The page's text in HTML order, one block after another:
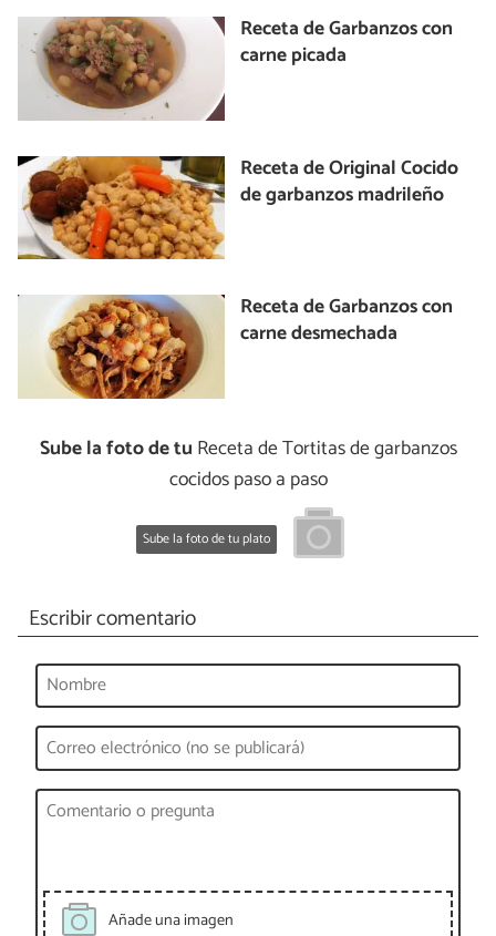
Receta de Garbanzos con
carne picada
Receta de Original Cocido
de garbanzos madrileño
Receta de Garbanzos con
carne desmechada
Sube la foto de tu Receta de Tortitas de garbanzos
cocidos paso a paso
Sube la foto de tu plato
Escribir comentario
Añade una imagen